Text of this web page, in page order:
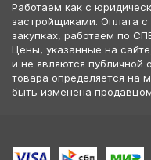
Работаем как с
застройщиками. Оплата
закупках, работаем по
Цены, указанные на
и не являются публичной
товара определяется на
быть изменена